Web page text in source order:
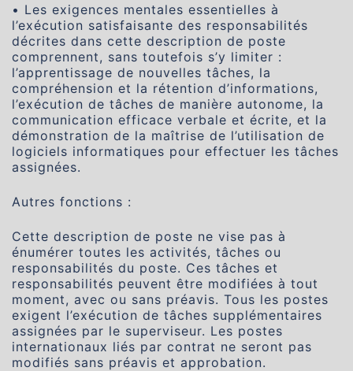
• Les exigences mentales essentielles à
l’exécution satisfaisante des responsabilités
décrites dans cette description de poste
comprennent, sans toutefois s’y limiter :
l’apprentissage de nouvelles tâches, la
compréhension et la rétention d’informations,
l’exécution de tâches de manière autonome, la
communication efficace verbale et écrite, et la
démonstration de la maîtrise de l’utilisation de
logiciels informatiques pour effectuer les tâches
assignées.
Autres fonctions :
Cette description de poste ne vise pas à
énumérer toutes les activités, tâches ou
responsabilités du poste. Ces tâches et
responsabilités peuvent être modifiées à tout
moment, avec ou sans préavis. Tous les postes
exigent l’exécution de tâches supplémentaires
assignées par le superviseur. Les postes
internationaux liés par contrat ne seront pas
modifiés sans préavis et approbation.